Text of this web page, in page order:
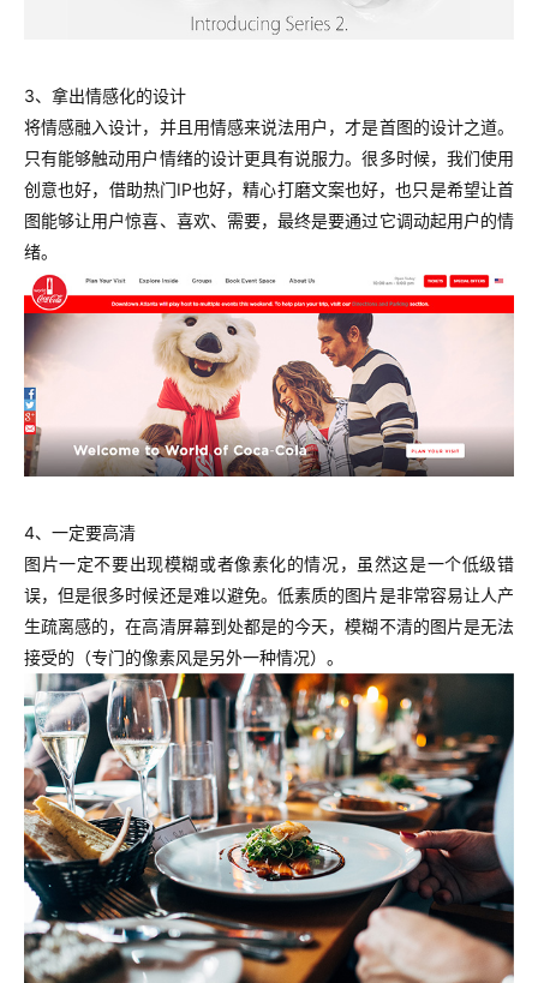
3、拿出情感化的设计
将情感融入设计，并且用情感来说法用户，才是首图的设计之道。
只有能够触动用户情绪的设计更具有说服力。很多时候，我们使用
创意也好，借助热门IP也好，精心打磨文案也好，也只是希望让首
图能够让用户惊喜、喜欢、需要，最终是要通过它调动起用户的情
绪。
4、一定要高清
图片一定不要出现模糊或者像素化的情况，虽然这是一个低级错
误，但是很多时候还是难以避免。低素质的图片是非常容易让人产
生疏离感的，在高清屏幕到处都是的今天，模糊不清的图片是无法
接受的（专门的像素风是另外一种情况）。